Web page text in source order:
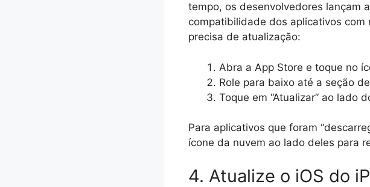
tempo, os desenvolvedores lançam
compatibilidade dos aplicativos com
precisa de atualização:
Abra a App Store e toque no
Role para baixo até a seção
Toque em “Atualizar” ao lado
Para aplicativos que foram
ícone da nuvem ao lado deles para
4. Atualize o iOS do